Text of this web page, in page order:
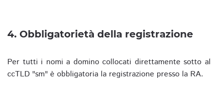
4. Obbligatorietà della registrazione
Per tutti i nomi a domino collocati direttamente sotto al
ccTLD "sm" è obbligatoria la registrazione presso la RA.